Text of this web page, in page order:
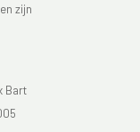
zijn
Bart